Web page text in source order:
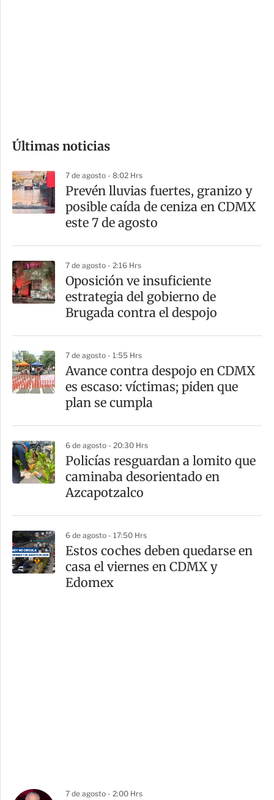
m
a
r
t
Últimas noticias
7 de agosto - 8:02 Hrs
Prevén lluvias fuertes, granizo y
posible caída de ceniza en CDMX
este 7 de agosto
7 de agosto - 2:16 Hrs
Oposición ve insuficiente
estrategia del gobierno de
Brugada contra el despojo
7 de agosto - 1:55 Hrs
Avance contra despojo en CDMX
es escaso: víctimas; piden que
plan se cumpla
6 de agosto - 20:30 Hrs
Policías resguardan a lomito que
caminaba desorientado en
Azcapotzalco
6 de agosto - 17:50 Hrs
Estos coches deben quedarse en
casa el viernes en CDMX y
Edomex
7 de agosto - 2:00 Hrs